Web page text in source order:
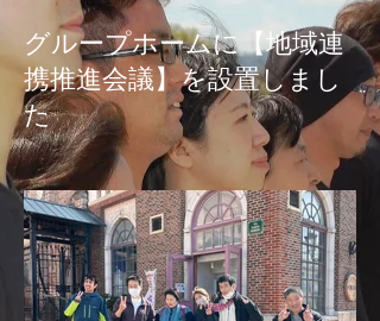
グループホームに【地域連
携推進会議】を設置しまし
た